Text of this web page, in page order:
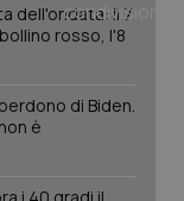
dell'ondata: il 7
rosso, l'8
di Biden.
è